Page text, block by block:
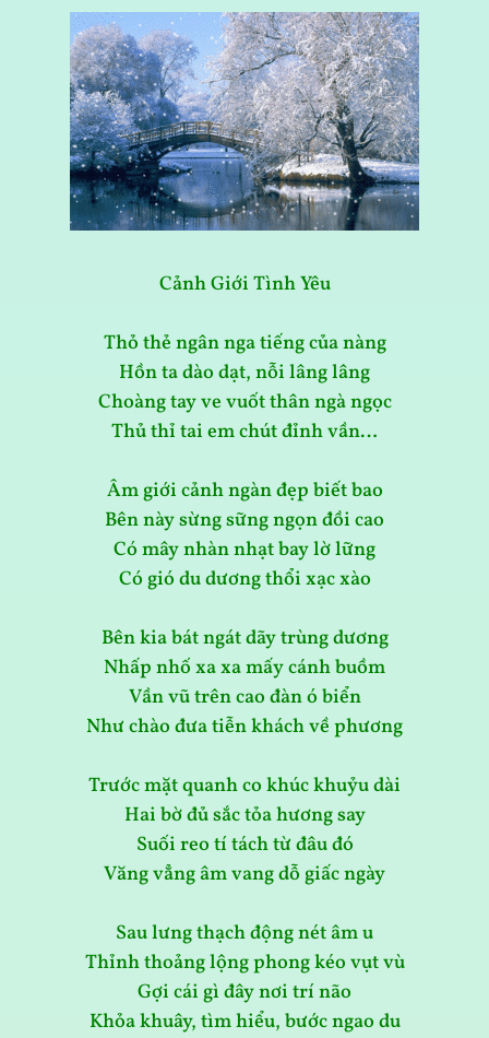
Cảnh Giới Tình Yêu
Thỏ thẻ ngân nga tiếng của nàng
Hồn ta dào dạt, nỗi lâng lâng
Choàng tay ve vuốt thân ngà ngọc
Thủ thỉ tai em chút đỉnh vần…
Âm giới cảnh ngàn đẹp biết bao
Bên này sừng sững ngọn đồi cao
Có mây nhàn nhạt bay lờ lững
Có gió du dương thổi xạc xào
Bên kia bát ngát dãy trùng dương
Nhấp nhố xa xa mấy cánh buồm
Vần vũ trên cao đàn ó biển
Như chào đưa tiễn khách về phương
Trước mặt quanh co khúc khuỷu dài
Hai bờ đủ sắc tỏa hương say
Suối reo tí tách từ đâu đó
Văng vẳng âm vang dỗ giấc ngày
Sau lưng thạch động nét âm u
Thỉnh thoảng lộng phong kéo vụt vù
Gợi cái gì đây nơi trí não
Khỏa khuây, tìm hiểu, bước ngao du